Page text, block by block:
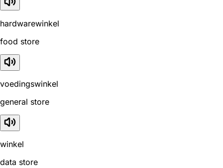
hardwarewinkel
food store
voedingswinkel
general store
winkel
data store